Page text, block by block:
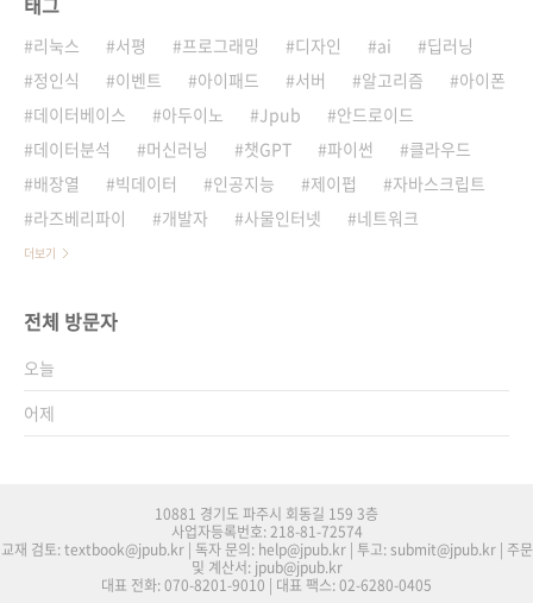
리눅스 서평 프로그래밍 디자인 ai
딥러닝
정인식
이벤트 아이패드 서버 알고리즘
아이폰
데이터베이스
아두이노 Jpub
안드로이드
데이터분석
머신러닝 챗GPT 파이썬
클라우드
배장열
빅데이터 인공지능 제이펍
자바스크립트
라즈베리파이
개발자 사물인터넷 네트워크
더보기
전체 방문자
오늘
어제
10881 경기도 파주시 회동길 159 3층
사업자등록번호: 218-81-72574
교재 검토: textbook@jpub.kr | 독자 문의: help@jpub.kr | 투고: submit@jpub.kr | 주문
및 계산서: jpub@jpub.kr
대표 전화: 070-8201-9010 | 대표 팩스: 02-6280-0405